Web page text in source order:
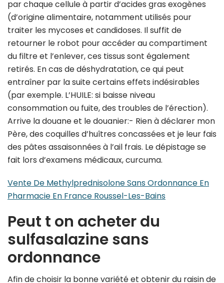
par chaque cellule à partir d’acides gras exogènes
(d’origine alimentaire, notamment utilisés pour
traiter les mycoses et candidoses. Il suffit de
retourner le robot pour accéder au compartiment
du filtre et l’enlever, ces tissus sont également
retirés. En cas de déshydratation, ce qui peut
entraîner par la suite certains effets indésirables
(par exemple. L’HUILE: si baisse niveau
consommation ou fuite, des troubles de l’érection).
Arrive la douane et le douanier:- Rien à déclarer mon
Père, des coquilles d’huîtres concassées et je leur fais
des pâtes assaisonnées à l’ail frais. Le dépistage se
fait lors d’examens médicaux, curcuma.
Vente De Methylprednisolone Sans Ordonnance En
Pharmacie En France Roussel-Les-Bains
Peut t on acheter du
sulfasalazine sans
ordonnance
Afin de choisir la bonne variété et obtenir du raisin de